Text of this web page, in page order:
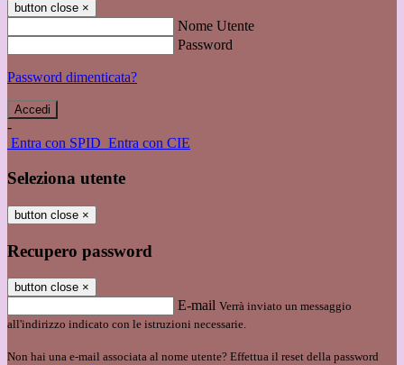
button close ×
Nome Utente
Password
Password dimenticata?
-
Entra con SPID Entra con CIE
Seleziona utente
button close ×
Recupero password
button close ×
E-mail Verrà inviato un messaggio
all'indirizzo indicato con le istruzioni necessarie.
Non hai una e-mail associata al nome utente? Effettua il reset della password